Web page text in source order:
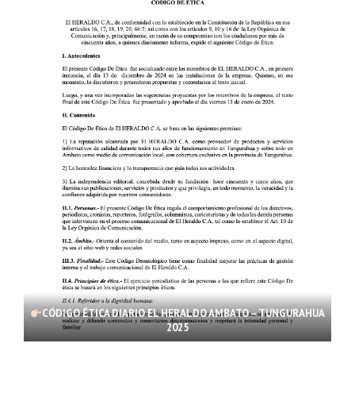
CÓDIGO ÉTICA DIARIO EL HERALDO AMBATO – TUNGURAHUA
2025